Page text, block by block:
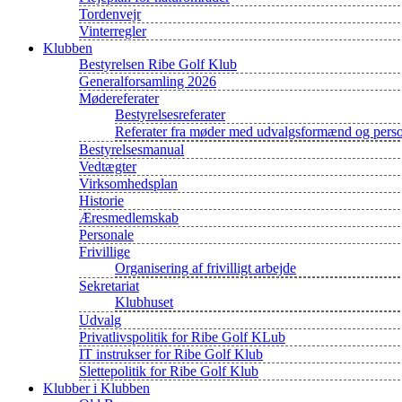
Tordenvejr
Vinterregler
Klubben
Bestyrelsen Ribe Golf Klub
Generalforsamling 2026
Mødereferater
Bestyrelsesreferater
Referater fra møder med udvalgsformænd og
Bestyrelsesmanual
Vedtægter
Virksomhedsplan
Historie
Æresmedlemskab
Personale
Frivillige
Organisering af frivilligt arbejde
Sekretariat
Klubhuset
Udvalg
Privatlivspolitik for Ribe Golf KLub
IT instrukser for Ribe Golf Klub
Slettepolitik for Ribe Golf Klub
Klubber i Klubben